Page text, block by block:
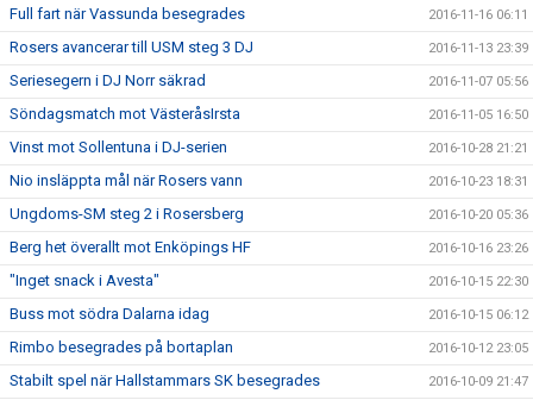
Full fart när Vassunda besegrades 2016-11-16 06:11
Rosers avancerar till USM steg 3 DJ 2016-11-13 23:39
Seriesegern i DJ Norr säkrad 2016-11-07 05:56
Söndagsmatch mot VästeråsIrsta 2016-11-05 16:50
Vinst mot Sollentuna i DJ-serien 2016-10-28 21:21
Nio insläppta mål när Rosers vann 2016-10-23 18:31
Ungdoms-SM steg 2 i Rosersberg 2016-10-20 05:36
Berg het överallt mot Enköpings HF 2016-10-16 23:26
"Inget snack i Avesta" 2016-10-15 22:30
Buss mot södra Dalarna idag 2016-10-15 06:12
Rimbo besegrades på bortaplan 2016-10-12 23:05
Stabilt spel när Hallstammars SK besegrades 2016-10-09 21:47